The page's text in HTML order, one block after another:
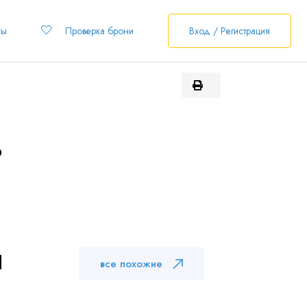
Проверка брони Вход / Регистрация
все похожие